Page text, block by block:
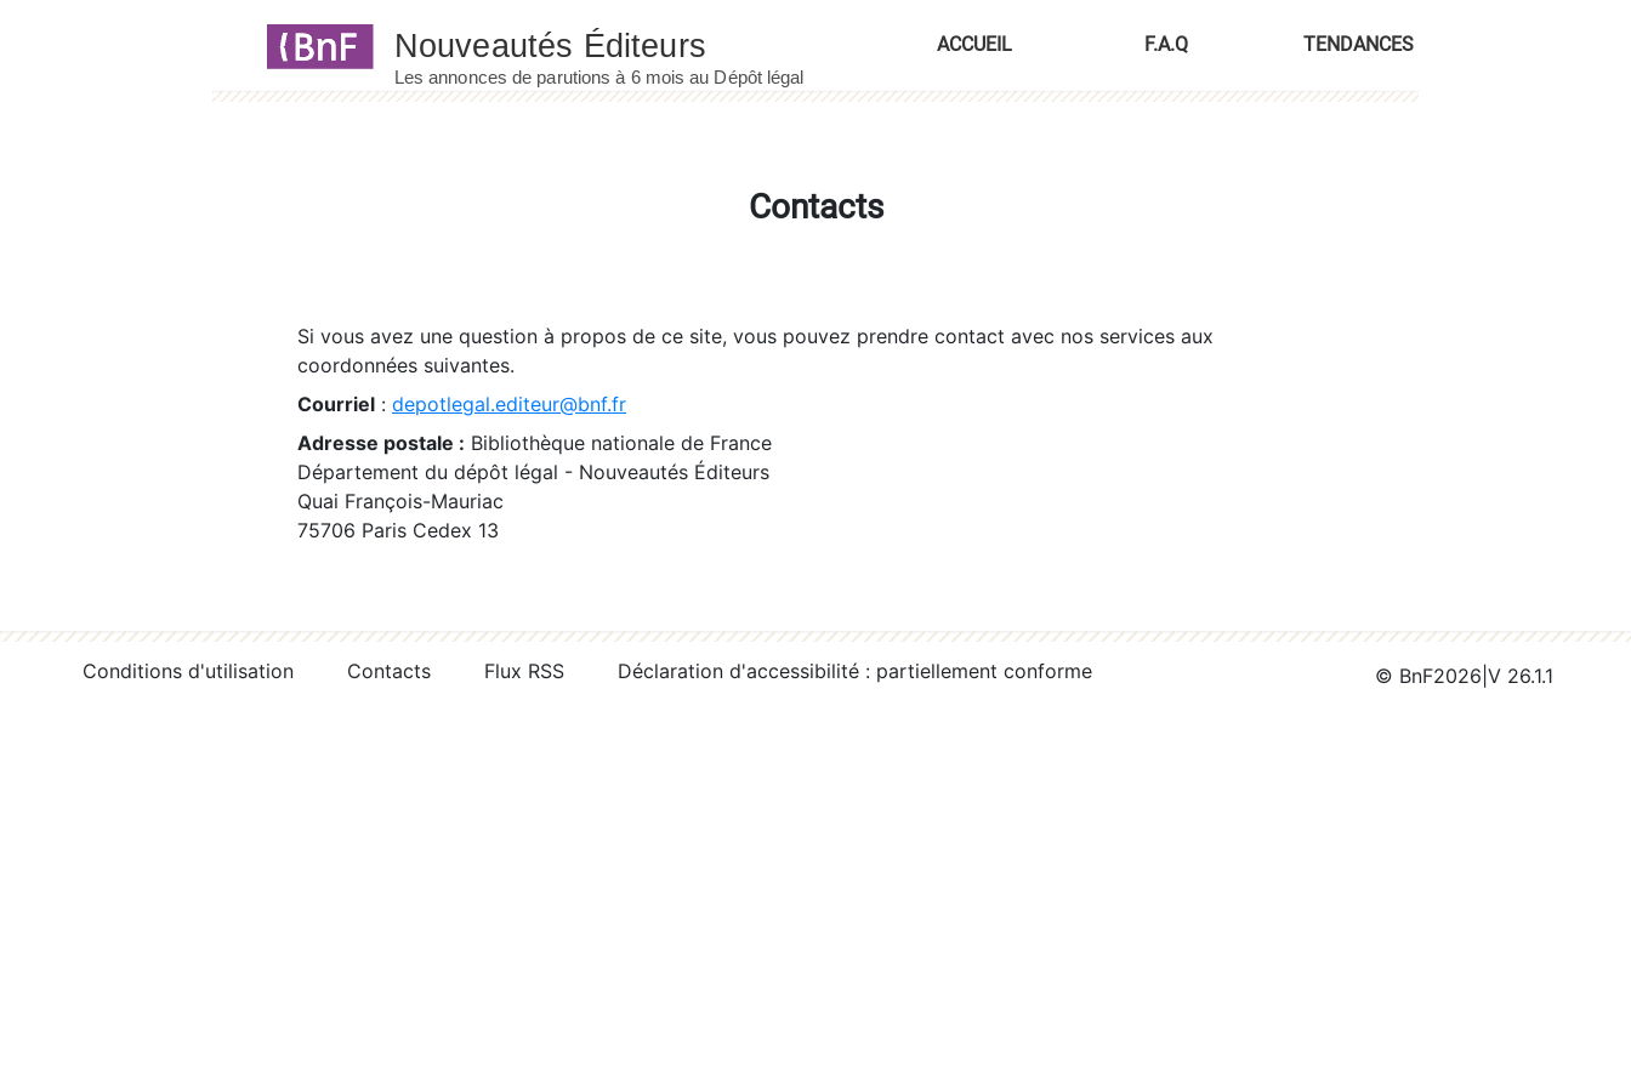
ACCUEIL F.A.Q TENDANCES
Contacts
Si vous avez une question à propos de ce site, vous pouvez prendre contact avec nos services aux
coordonnées suivantes.
Courriel : depotlegal.editeur@bnf.fr
Adresse postale : Bibliothèque nationale de France
Département du dépôt légal - Nouveautés Éditeurs
Quai François-Mauriac
75706 Paris Cedex 13
Conditions d'utilisation Contacts Flux RSS Déclaration d'accessibilité : partiellement conforme © BnF2026 V 26.1.1